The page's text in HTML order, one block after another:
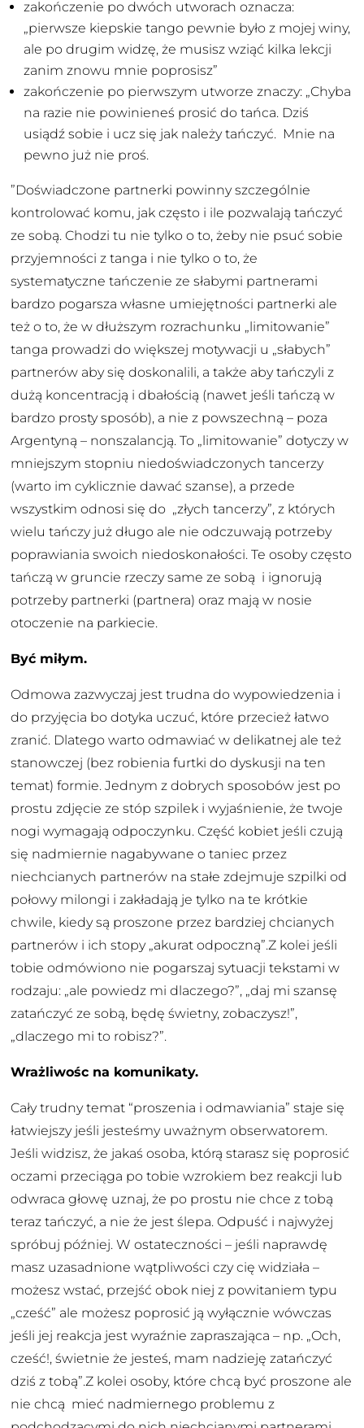
zakończenie po dwóch utworach oznacza:
„pierwsze kiepskie tango pewnie było z mojej winy,
ale po drugim widzę, że musisz wziąć kilka lekcji
zanim znowu mnie poprosisz”
zakończenie po pierwszym utworze znaczy: „Chyba
na razie nie powinieneś prosić do tańca. Dziś
usiądź sobie i ucz się jak należy tańczyć. Mnie na
pewno już nie proś.
”Doświadczone partnerki powinny szczególnie
kontrolować komu, jak często i ile pozwalają tańczyć
ze sobą. Chodzi tu nie tylko o to, żeby nie psuć sobie
przyjemności z tanga i nie tylko o to, że
systematyczne tańczenie ze słabymi partnerami
bardzo pogarsza własne umiejętności partnerki ale
też o to, że w dłuższym rozrachunku „limitowanie”
tanga prowadzi do większej motywacji u „słabych”
partnerów aby się doskonalili, a także aby tańczyli z
dużą koncentracją i dbałością (nawet jeśli tańczą w
bardzo prosty sposób), a nie z powszechną – poza
Argentyną – nonszalancją. To „limitowanie” dotyczy w
mniejszym stopniu niedoświadczonych tancerzy
(warto im cyklicznie dawać szanse), a przede
wszystkim odnosi się do „złych tancerzy”, z których
wielu tańczy już długo ale nie odczuwają potrzeby
poprawiania swoich niedoskonałości. Te osoby często
tańczą w gruncie rzeczy same ze sobą i ignorują
potrzeby partnerki (partnera) oraz mają w nosie
otoczenie na parkiecie.
Być miłym.
Odmowa zazwyczaj jest trudna do wypowiedzenia i
do przyjęcia bo dotyka uczuć, które przecież łatwo
zranić. Dlatego warto odmawiać w delikatnej ale też
stanowczej (bez robienia furtki do dyskusji na ten
temat) formie. Jednym z dobrych sposobów jest po
prostu zdjęcie ze stóp szpilek i wyjaśnienie, że twoje
nogi wymagają odpoczynku. Część kobiet jeśli czują
się nadmiernie nagabywane o taniec przez
niechcianych partnerów na stałe zdejmuje szpilki od
połowy milongi i zakładają je tylko na te krótkie
chwile, kiedy są proszone przez bardziej chcianych
partnerów i ich stopy „akurat odpoczną”.Z kolei jeśli
tobie odmówiono nie pogarszaj sytuacji tekstami w
rodzaju: „ale powiedz mi dlaczego?”, „daj mi szansę
zatańczyć ze sobą, będę świetny, zobaczysz!”,
„dlaczego mi to robisz?”.
Wrażliwośc na komunikaty.
Cały trudny temat “proszenia i odmawiania” staje się
łatwiejszy jeśli jesteśmy uważnym obserwatorem.
Jeśli widzisz, że jakaś osoba, którą starasz się poprosić
oczami przeciąga po tobie wzrokiem bez reakcji lub
odwraca głowę uznaj, że po prostu nie chce z tobą
teraz tańczyć, a nie że jest ślepa. Odpuść i najwyżej
spróbuj później. W ostateczności – jeśli naprawdę
masz uzasadnione wątpliwości czy cię widziała –
możesz wstać, przejść obok niej z powitaniem typu
„cześć” ale możesz poprosić ją wyłącznie wówczas
jeśli jej reakcja jest wyraźnie zapraszająca – np. „Och,
cześć!, świetnie że jesteś, mam nadzieję zatańczyć
dziś z tobą”.Z kolei osoby, które chcą być proszone ale
nie chcą mieć nadmiernego problemu z